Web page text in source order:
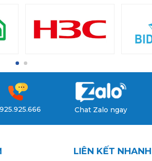
Chat Zalo ngay
LIÊN KẾT NHANH